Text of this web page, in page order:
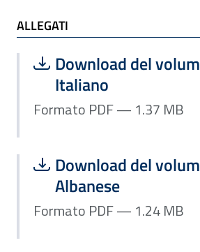
ALLEGATI
Scarica file:
Download del
Italiano
Formato PDF —
Formato PDF — 1.37 MB
Scarica file:
Download del
Albanese
Formato PDF —
Formato PDF — 1.24 MB